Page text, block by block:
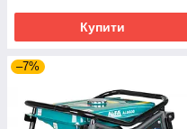
Купити
–7%